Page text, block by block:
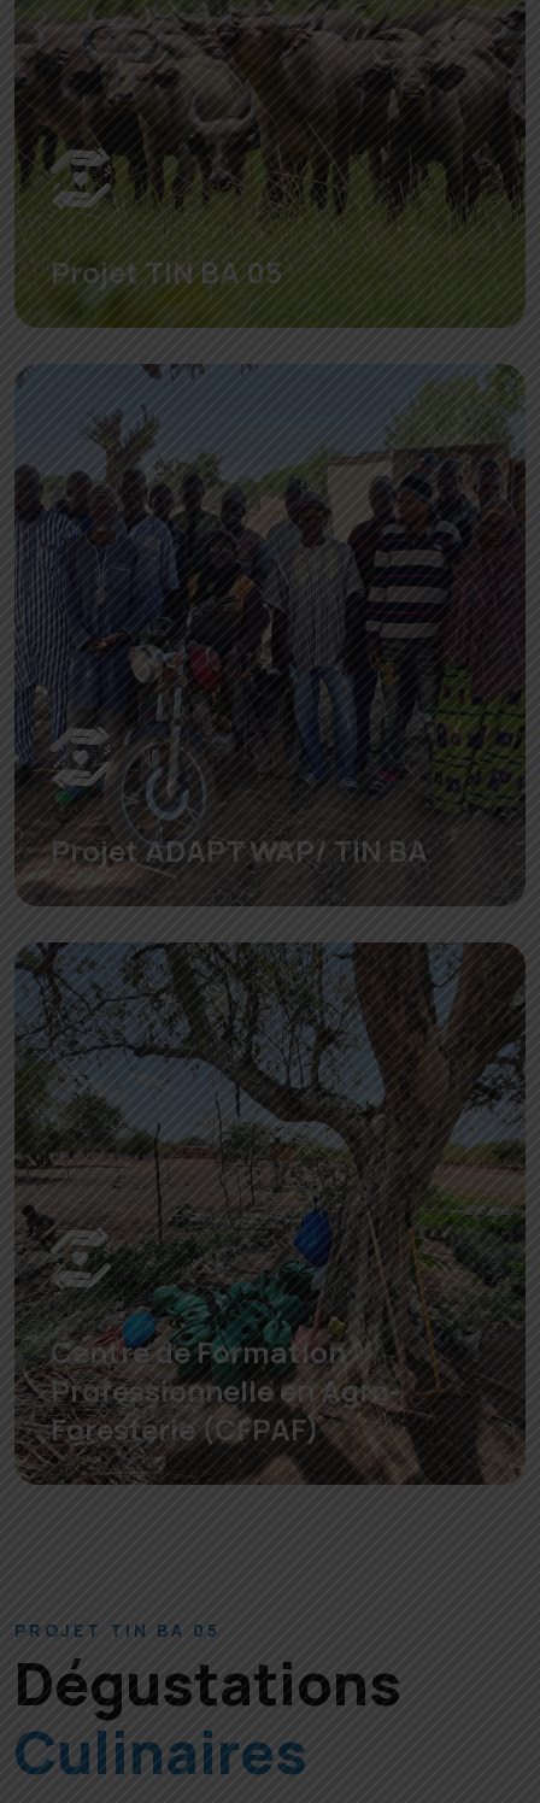
Projet TIN BA 05
Projet ADAPT WAP/ TIN BA
Centre de Formation
Professionnelle en Agro-
Foresterie (CFPAF)
PROJET TIN BA 05
Dégustations
Culinaires